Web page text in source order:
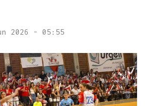
2026 - 05:55